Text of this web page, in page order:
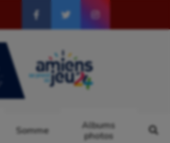
Somme
Albums
photos